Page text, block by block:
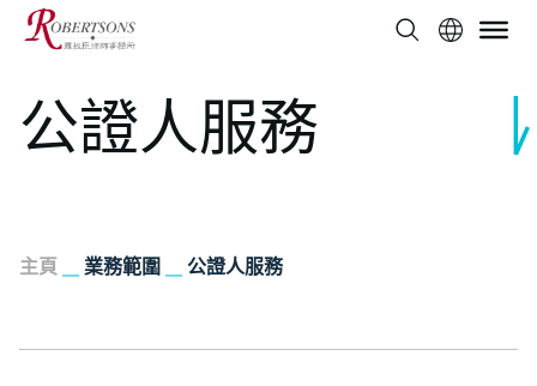
公證人服務
主頁 業務範圍 公證人服務